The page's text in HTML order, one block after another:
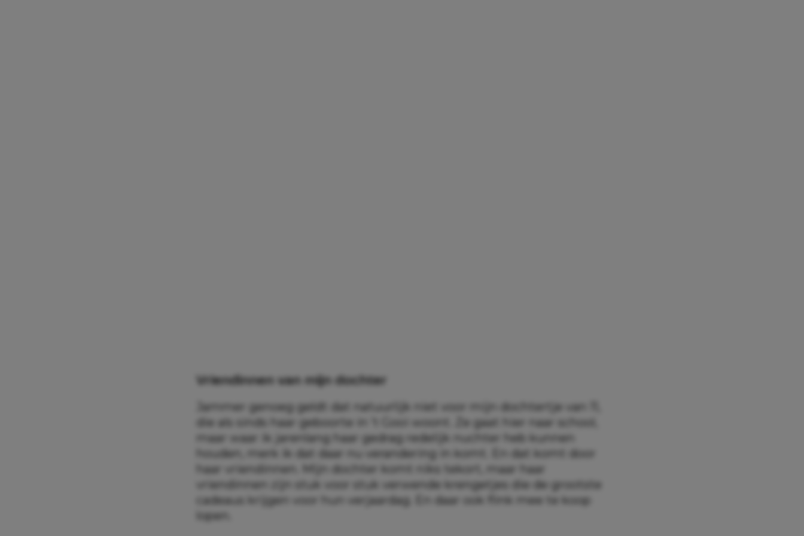
Vriendinnen van mijn dochter
Jammer genoeg geldt dat natuurlijk niet voor mijn dochtertje van 11,
die als sinds haar geboorte in ’t Gooi woont. Ze gaat hier naar school,
maar waar ik jarenlang haar gedrag redelijk nuchter heb kunnen
houden, merk ik dat daar nu verandering in komt. En dat komt door
haar vriendinnen. Mijn dochter komt niks tekort, maar haar
vriendinnen zijn stuk voor stuk verwende krengetjes die de grootste
cadeaus krijgen voor hun verjaardag. En daar ook flink mee te koop
lopen.